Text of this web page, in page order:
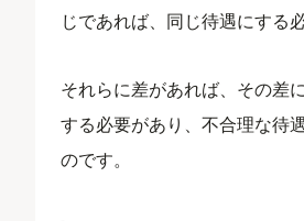
じであれば、同じ待遇にする
それらに差があれば、その差
する必要があり、不合理な待
のです。